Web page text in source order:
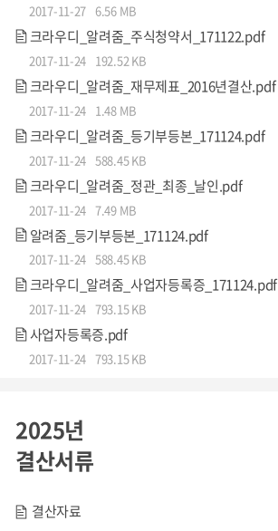
2017-11-27 6.56 MB
크라우디_알려줌_주식청약서_171122.pdf
2017-11-24 192.52 KB
크라우디_알려줌_재무제표_2016년결산.pdf
2017-11-24 1.48 MB
크라우디_알려줌_등기부등본_171124.pdf
2017-11-24 588.45 KB
크라우디_알려줌_정관_최종_날인.pdf
2017-11-24 7.49 MB
알려줌_등기부등본_171124.pdf
2017-11-24 588.45 KB
크라우디_알려줌_사업자등록증_171124.pdf
2017-11-24 793.15 KB
사업자등록증.pdf
2017-11-24 793.15 KB
2025년
결산서류
결산자료